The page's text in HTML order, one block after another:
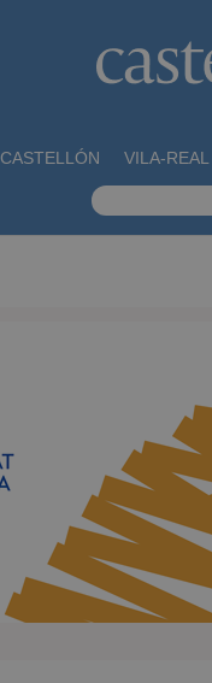
CASTELLÓN VILA-REAL